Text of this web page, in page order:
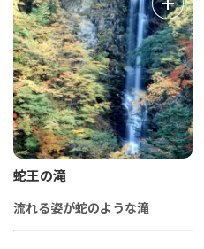
蛇王の滝
流れる姿が蛇のような滝